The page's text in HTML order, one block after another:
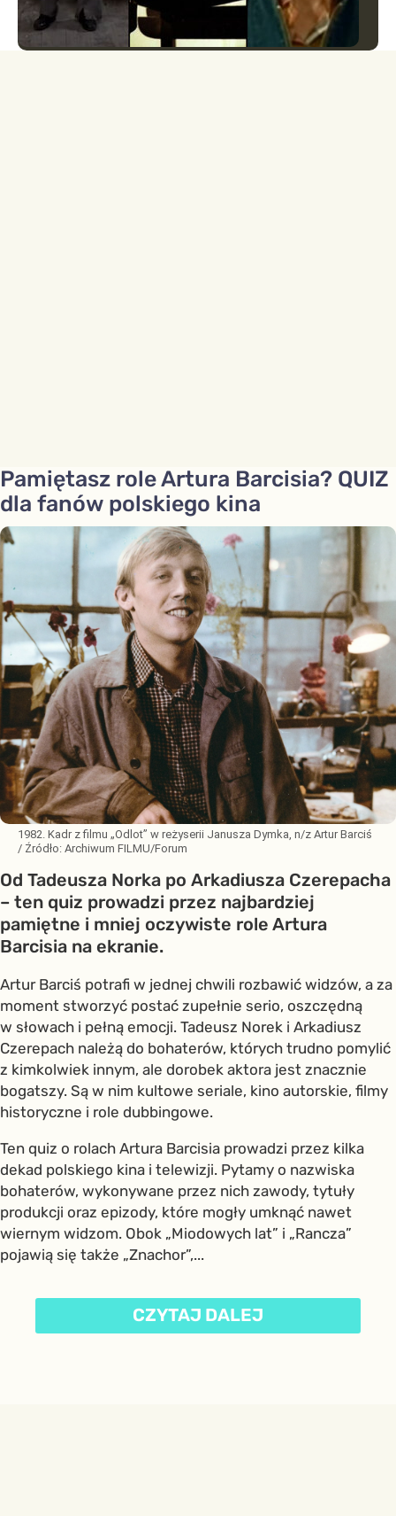
Pamiętasz role Artura Barcisia? QUIZ
dla fanów polskiego kina
1982. Kadr z filmu „Odlot” w reżyserii Janusza Dymka, n/z Artur Barciś
/ Źródło: Archiwum FILMU/Forum
Od Tadeusza Norka po Arkadiusza Czerepacha
– ten quiz prowadzi przez najbardziej
pamiętne i mniej oczywiste role Artura
Barcisia na ekranie.
Artur Barciś potrafi w jednej chwili rozbawić widzów, a za
moment stworzyć postać zupełnie serio, oszczędną
w słowach i pełną emocji. Tadeusz Norek i Arkadiusz
Czerepach należą do bohaterów, których trudno pomylić
z kimkolwiek innym, ale dorobek aktora jest znacznie
bogatszy. Są w nim kultowe seriale, kino autorskie, filmy
historyczne i role dubbingowe.
Ten quiz o rolach Artura Barcisia prowadzi przez kilka
dekad polskiego kina i telewizji. Pytamy o nazwiska
bohaterów, wykonywane przez nich zawody, tytuły
produkcji oraz epizody, które mogły umknąć nawet
wiernym widzom. Obok „Miodowych lat” i „Rancza”
pojawią się także „Znachor”,...
CZYTAJ DALEJ